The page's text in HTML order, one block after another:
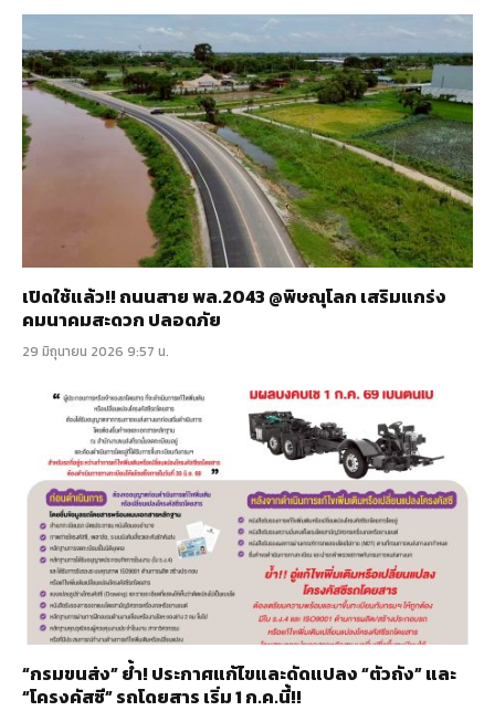
เปิดใช้แล้ว!! ถนนสาย พล.2043 @พิษณุโลก เสริมแกร่ง
คมนาคมสะดวก ปลอดภัย
29 มิถุนายน 2026 9:57 น.
“กรมขนส่ง” ย้ำ! ประกาศแก้ไขและดัดแปลง “ตัวถัง” และ
“โครงคัสซี” รถโดยสาร เริ่ม 1 ก.ค.นี้!!